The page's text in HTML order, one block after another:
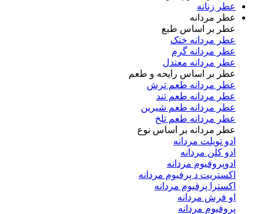
عطر زنانه
عطر مردانه
عطر بر اساس طبع
عطر مردانه خنک
عطر مردانه گرم
عطر مردانه معتدل
عطر بر اساس رایحه و طعم
عطر مردانه طعم ترش
عطر مردانه طعم تند
عطر مردانه طعم شیرین
عطر مردانه طعم تلخ
عطر مردانه بر اساس نوع
ادو تویلت مردانه
ادو کلن مردانه
ادوپروفیوم مردانه
اکستریت د پرفیوم مردانه
اکسترا پرفیوم مردانه
او فرش مردانه
پروفیوم مردانه